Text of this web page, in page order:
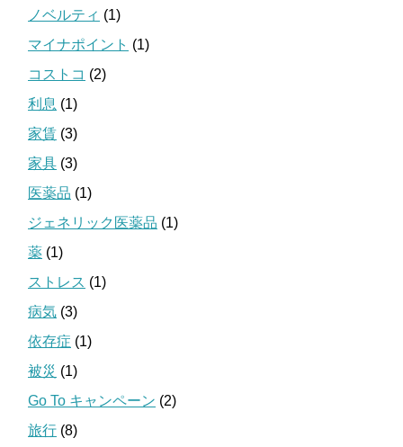
ノベルティ (1)
マイナポイント (1)
コストコ (2)
利息 (1)
家賃 (3)
家具 (3)
医薬品 (1)
ジェネリック医薬品 (1)
薬 (1)
ストレス (1)
病気 (3)
依存症 (1)
被災 (1)
Go To キャンペーン (2)
旅行 (8)